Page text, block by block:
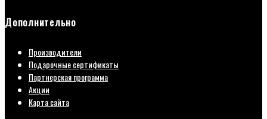
Дополнительно
Производители
Подарочные сертификаты
Партнерская программа
Акции
Карта сайта